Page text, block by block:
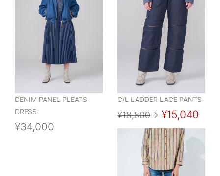
DENIM PANEL PLEATS
DRESS
¥34,000
C/L LADDER LACE PANTS
¥18,800→ ¥15,040